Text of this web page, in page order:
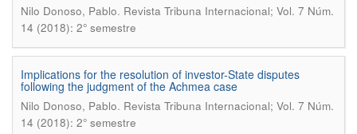
Nilo Donoso, Pablo. Revista Tribuna Internacional; Vol. 7 Núm.
14 (2018): 2° semestre
Implications for the resolution of investor-State disputes
following the judgment of the Achmea case
Nilo Donoso, Pablo. Revista Tribuna Internacional; Vol. 7 Núm.
14 (2018): 2° semestre